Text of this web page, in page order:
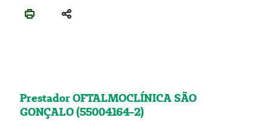
Prestador OFTALMOCLÍNICA SÃO
GONÇALO (55004164-2)